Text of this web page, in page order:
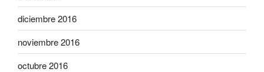
diciembre 2016
noviembre 2016
octubre 2016